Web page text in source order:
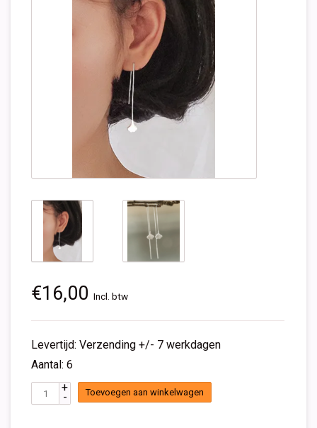
€16,00 Incl. btw
Levertijd: Verzending +/- 7 werkdagen
Aantal: 6
+
- Toevoegen aan winkelwagen